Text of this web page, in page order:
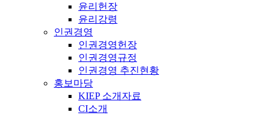
윤리헌장
윤리강령
인권경영
인권경영헌장
인권경영규정
인권경영 추진현황
홍보마당
KIEP 소개자료
CI소개